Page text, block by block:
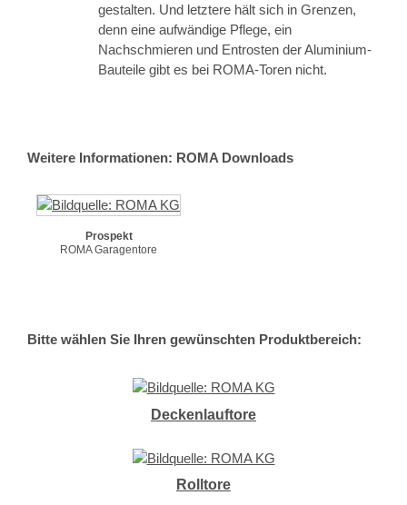
gestalten. Und letztere hält sich in Grenzen,
denn eine aufwändige Pflege, ein
Nachschmieren und Entrosten der Aluminium-
Bauteile gibt es bei ROMA-Toren nicht.
Weitere Informationen: ROMA Downloads
Prospekt
ROMA Garagentore
Bitte wählen Sie Ihren gewünschten Produktbereich:
Deckenlauftore
Rolltore